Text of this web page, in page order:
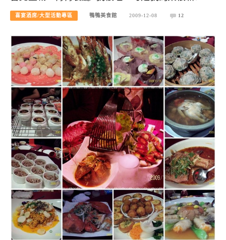
喜宴酒席/大型活動專區 鴨鴨美食館 2009-12-08 12